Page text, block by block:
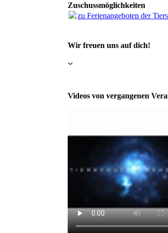
Zuschussmöglichkeiten
zu Ferienangeboten der
Wir freuen uns auf dich!
Videos von vergangenen